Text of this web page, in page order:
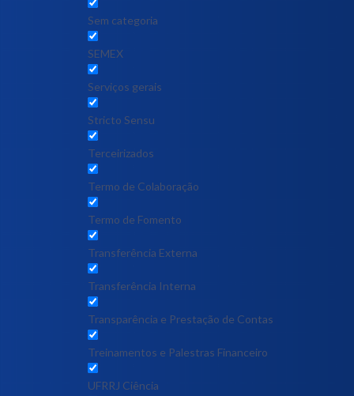
Sem categoria
SEMEX
Serviços gerais
Stricto Sensu
Terceirizados
Termo de Colaboração
Termo de Fomento
Transferência Externa
Transferência Interna
Transparência e Prestação de Contas
Treinamentos e Palestras Financeiro
UFRRJ Ciência